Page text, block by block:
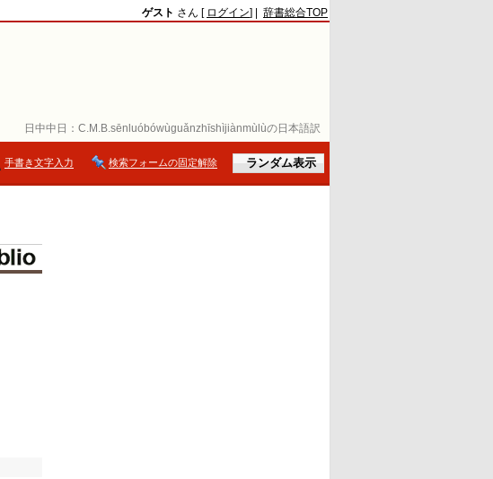
日中中日： C.M.B.sēnluóbówùguǎnzhīshìjiànmùlùの日本語訳
ゲスト さん [ ログイン] | 辞書総合TOP
手書き文字入力 検索フォームの固定解除